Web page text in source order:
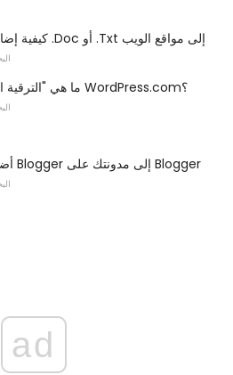
كيفية إضافة ملفات .Doc أو .Txt إلى مواقع الويب
ما هي "الترقية المميزة" لـ WordPress.com؟
أضف قوالب Blogger إلى مدونتك على Blogger
ad